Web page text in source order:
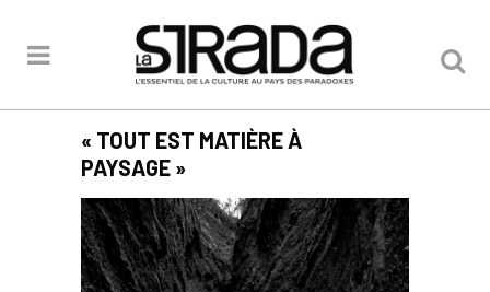
« TOUT EST MATIÈRE À
PAYSAGE »